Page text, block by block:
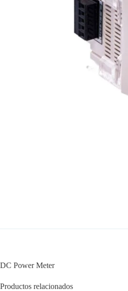
DC Power Meter
Productos relacionados